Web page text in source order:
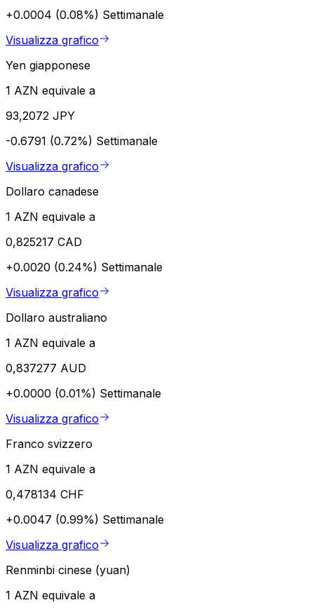
+0.0004 (0.08%) Settimanale
Visualizza grafico
Yen giapponese
1 AZN equivale a
93,2072 JPY
-0.6791 (0.72%) Settimanale
Visualizza grafico
Dollaro canadese
1 AZN equivale a
0,825217 CAD
+0.0020 (0.24%) Settimanale
Visualizza grafico
Dollaro australiano
1 AZN equivale a
0,837277 AUD
+0.0000 (0.01%) Settimanale
Visualizza grafico
Franco svizzero
1 AZN equivale a
0,478134 CHF
+0.0047 (0.99%) Settimanale
Visualizza grafico
Renminbi cinese (yuan)
1 AZN equivale a